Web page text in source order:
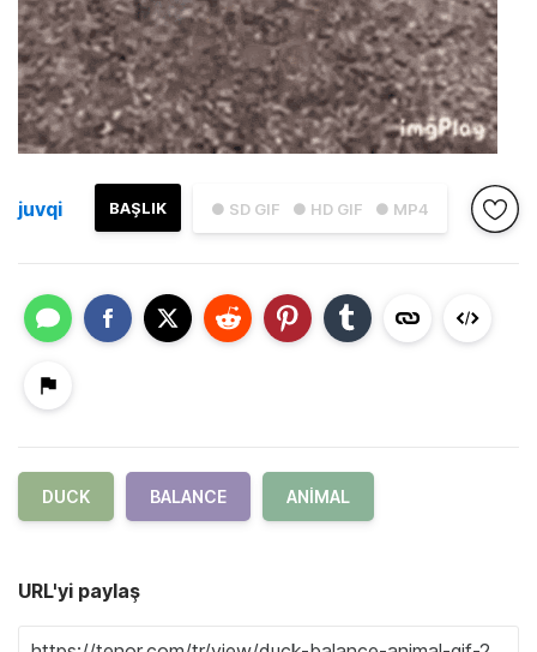
● SD GIF ● HD GIF ● MP4
BAŞLIK
juvqi
DUCK BALANCE ANIMAL
URL'yi paylaş